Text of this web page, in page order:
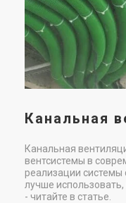
Канальная
Канальная
вентсистемы в
реализации системы
лучше
- читайте в статье.